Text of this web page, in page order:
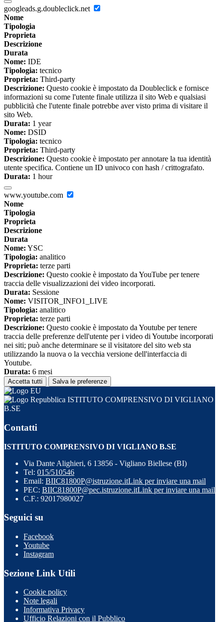
googleads.g.doubleclick.net
Nome
Tipologia
Proprieta
Descrizione
Durata
Nome: IDE
Tipologia: tecnico
Proprieta: Third-party
Descrizione: Questo cookie è impostato da Doubleclick e fornisce
informazioni su come l'utente finale utilizza il sito Web e qualsiasi
pubblicità che l'utente finale potrebbe aver visto prima di visitare il
sito Web.
Durata: 1 year
Nome: DSID
Tipologia: tecnico
Proprieta: Third-party
Descrizione: Questo cookie è impostato per annotare la tua identità
utente specifica. Contiene un ID univoco con hash / crittografato.
Durata: 1 hour
www.youtube.com
Nome
Tipologia
Proprieta
Descrizione
Durata
Nome: YSC
Tipologia: analitico
Proprieta: terze parti
Descrizione: Questo cookie è impostato da YouTube per tenere
traccia delle visualizzazioni dei video incorporati.
Durata: Sessione
Nome: VISITOR_INFO1_LIVE
Tipologia: analitico
Proprieta: terze parti
Descrizione: Questo cookie è impostato da Youtube per tenere
traccia delle preferenze dell'utente per i video di Youtube incorporati
nei siti; può anche determinare se il visitatore del sito web sta
utilizzando la nuova o la vecchia versione dell'interfaccia di
Youtube.
Durata: 6 mesi
Accetta tutti Salva le preferenze
ISTITUTO COMPRENSIVO DI VIGLIANO
B.SE
Contatti
ISTITUTO COMPRENSIVO DI VIGLIANO B.SE
Via Dante Alighieri, 6 13856 - Vigliano Biellese (BI)
Tel: 015/510546
Email: BIIC81800P@istruzione.itLink per inviare una mail
PEC: BIIC81800P@pec.istruzione.itLink per inviare una mail
C.F.: 92017980027
Seguici su
Facebook
Youtube
Instagram
Sezione Link Utili
Cookie policy
Note legali
Informativa Privacy
Ufficio Relazioni con il Pubblico